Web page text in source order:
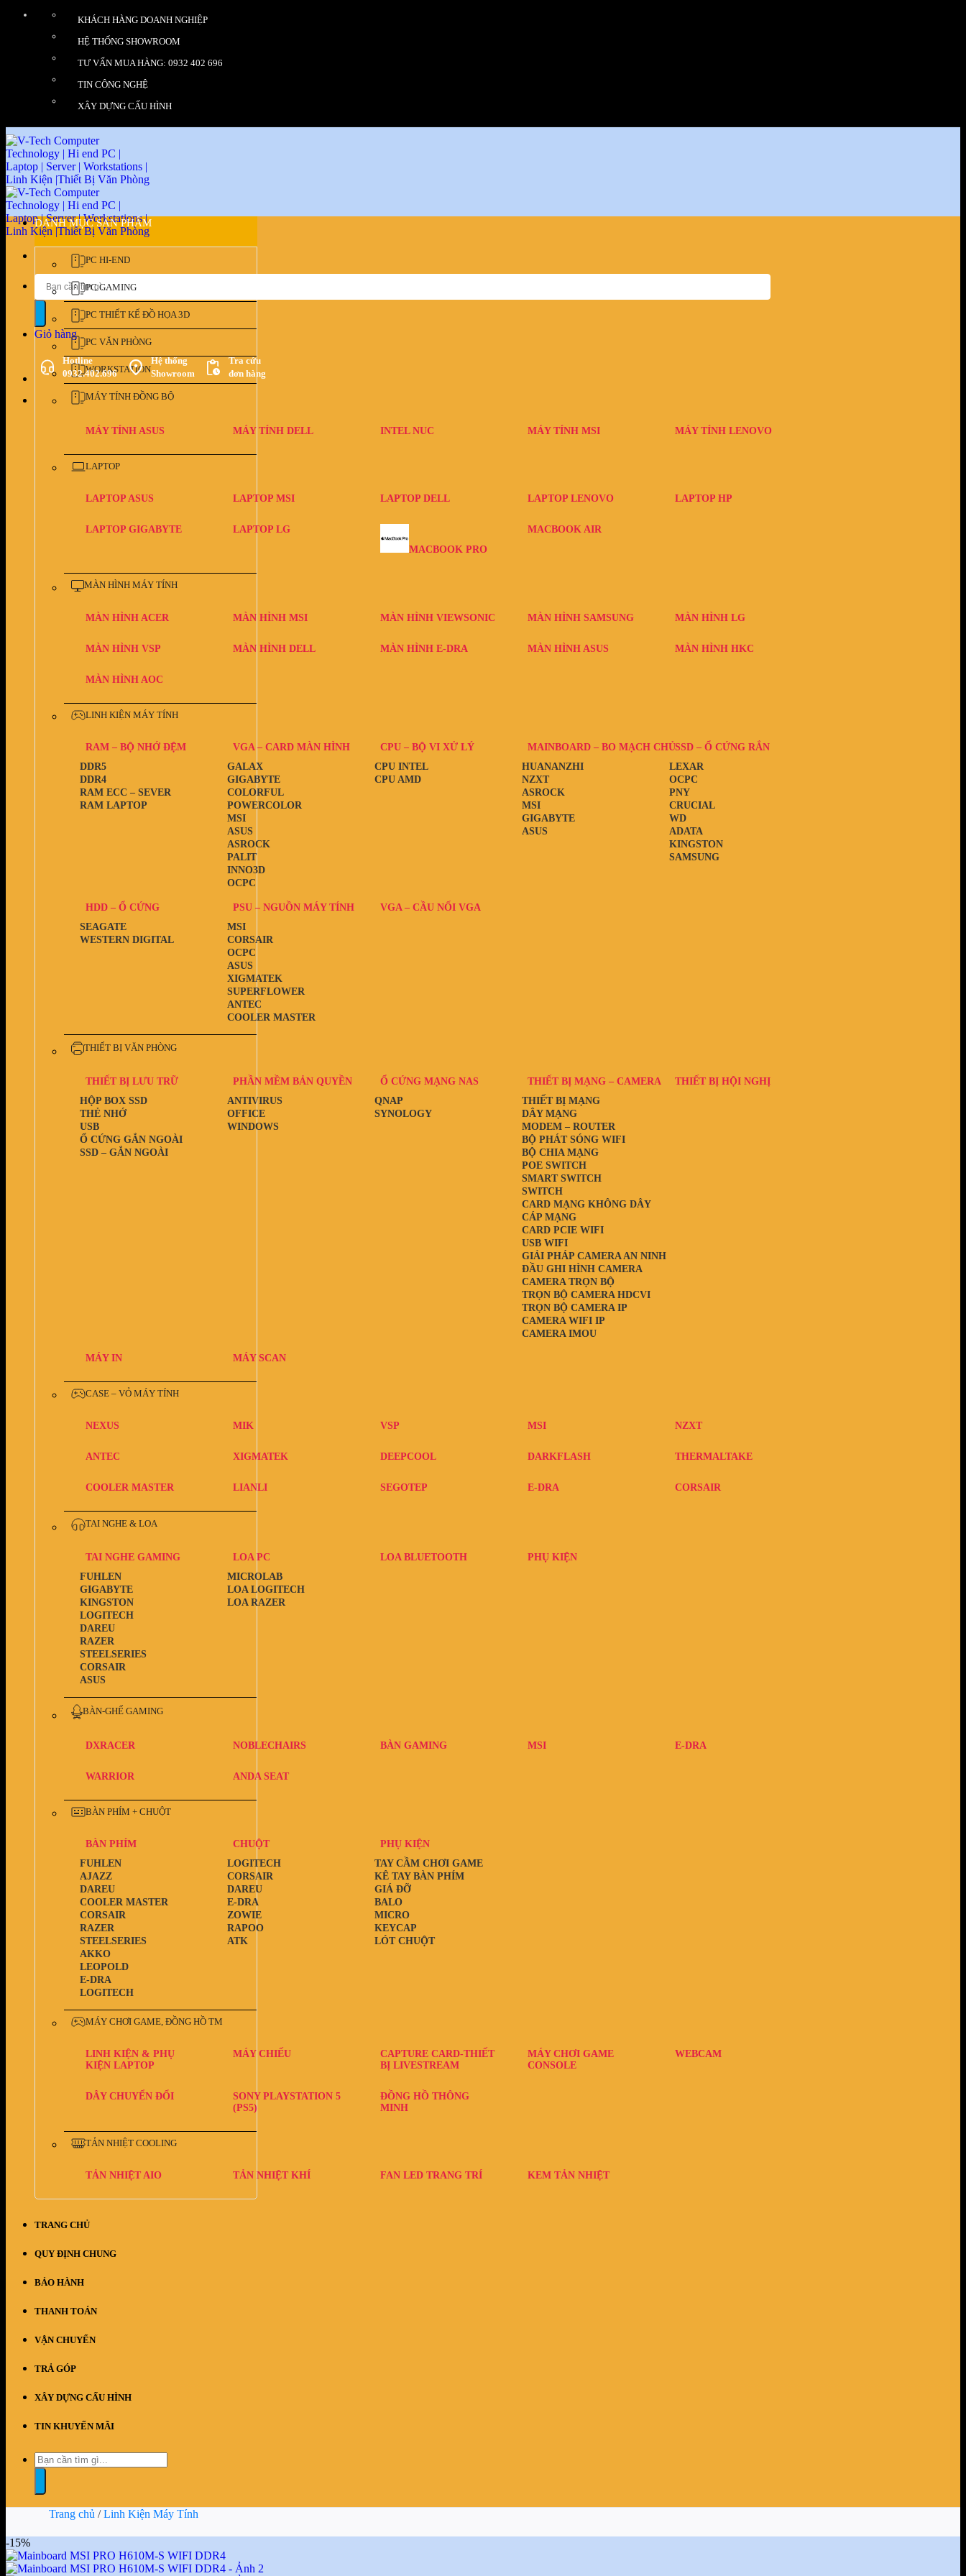
KHÁCH HÀNG DOANH NGHIỆP
HỆ THỐNG SHOWROOM
TƯ VẤN MUA HÀNG: 0932 402 696
TIN CÔNG NGHỆ
XÂY DỰNG CẤU HÌNH
Tìm
kiếm:
Giỏ hàng
Hotline
0932.402.696
Hệ thống
Showroom
Tra cứu
đơn hàng
DANH MỤC SẢN PHẨM
PC HI-END
PC GAMING
PC THIẾT KẾ ĐỒ HỌA 3D
PC VĂN PHÒNG
WORKSTATION
MÁY TÍNH ĐỒNG BỘ
MÁY TÍNH ASUS MÁY TÍNH DELL INTEL NUC MÁY TÍNH MSI MÁY TÍNH LENOVO
LAPTOP
LAPTOP ASUS LAPTOP MSI LAPTOP DELL LAPTOP LENOVO LAPTOP HP
LAPTOP GIGABYTE
LAPTOP LG
MACBOOK PRO
MACBOOK AIR
MÀN HÌNH MÁY TÍNH
MÀN HÌNH ACER MÀN HÌNH MSI MÀN HÌNH VIEWSONIC MÀN HÌNH SAMSUNG MÀN HÌNH LG
MÀN HÌNH VSP MÀN HÌNH DELL MÀN HÌNH E-DRA MÀN HÌNH ASUS MÀN HÌNH HKC
MÀN HÌNH AOC
LINH KIỆN MÁY TÍNH
RAM – BỘ NHỚ ĐỆM
RAM LAPTOP
RAM ECC – SEVER
DDR4
DDR5
VGA – CARD MÀN HÌNH
OCPC
INNO3D
PALIT
ASROCK
ASUS
MSI
POWERCOLOR
COLORFUL
GIGABYTE
GALAX
CPU – BỘ VI XỬ LÝ
CPU AMD
CPU INTEL
MAINBOARD – BO MẠCH CHỦ
ASUS
GIGABYTE
MSI
ASROCK
NZXT
HUANANZHI
SSD – Ổ CỨNG RẮN
SAMSUNG
KINGSTON
ADATA
WD
CRUCIAL
PNY
OCPC
LEXAR
HDD – Ổ CỨNG
WESTERN DIGITAL
SEAGATE
PSU – NGUỒN MÁY TÍNH
COOLER MASTER
ANTEC
SUPERFLOWER
XIGMATEK
ASUS
OCPC
CORSAIR
MSI
VGA – CẦU NỐI VGA
THIẾT BỊ VĂN PHÒNG
THIẾT BỊ LƯU TRỮ
SSD – GẮN NGOÀI
Ổ CỨNG GẮN NGOÀI
USB
THẺ NHỚ
HỘP BOX SSD
PHẦN MỀM BẢN QUYỀN
WINDOWS
OFFICE
ANTIVIRUS
Ổ CỨNG MẠNG NAS
SYNOLOGY
QNAP
THIẾT BỊ MẠNG – CAMERA
GIẢI PHÁP CAMERA AN NINH
CAMERA WIFI IP
CAMERA IMOU
CAMERA TRỌN BỘ
TRỌN BỘ CAMERA IP
TRỌN BỘ CAMERA HDCVI
ĐẦU GHI HÌNH CAMERA
THIẾT BỊ MẠNG
CARD MẠNG KHÔNG DÂY
USB WIFI
CARD PCIE WIFI
CÁP MẠNG
BỘ CHIA MẠNG
SWITCH
SMART SWITCH
POE SWITCH
BỘ PHÁT SÓNG WIFI
MODEM – ROUTER
DÂY MẠNG
THIẾT BỊ HỘI NGHỊ
MÁY IN MÁY SCAN
CASE – VỎ MÁY TÍNH
NEXUS MIK VSP MSI NZXT
ANTEC XIGMATEK DEEPCOOL DARKFLASH THERMALTAKE
COOLER MASTER LIANLI SEGOTEP E-DRA CORSAIR
TAI NGHE & LOA
TAI NGHE GAMING
ASUS
CORSAIR
STEELSERIES
RAZER
DAREU
LOGITECH
KINGSTON
GIGABYTE
FUHLEN
LOA PC
LOA RAZER
LOA LOGITECH
MICROLAB
LOA BLUETOOTH PHỤ KIỆN
BÀN-GHẾ GAMING
DXRACER NOBLECHAIRS BÀN GAMING MSI E-DRA
WARRIOR ANDA SEAT
BÀN PHÍM + CHUỘT
BÀN PHÍM
LOGITECH
E-DRA
LEOPOLD
AKKO
STEELSERIES
RAZER
CORSAIR
COOLER MASTER
DAREU
AJAZZ
FUHLEN
CHUỘT
ATK
RAPOO
ZOWIE
E-DRA
DAREU
CORSAIR
LOGITECH
PHỤ KIỆN
LÓT CHUỘT
KEYCAP
MICRO
BALO
GIÁ ĐỠ
KÊ TAY BÀN PHÍM
TAY CẦM CHƠI GAME
MÁY CHƠI GAME, ĐỒNG HỒ TM
LINH KIỆN & PHỤ
KIỆN LAPTOP
MÁY CHIẾU
CAPTURE CARD-THIẾT
BỊ LIVESTREAM
MÁY CHƠI GAME
CONSOLE
WEBCAM
DÂY CHUYỂN ĐỔI
SONY PLAYSTATION 5
(PS5)
ĐỒNG HỒ THÔNG
MINH
TẢN NHIỆT COOLING
TẢN NHIỆT AIO TẢN NHIỆT KHÍ FAN LED TRANG TRÍ KEM TẢN NHIỆT
TRANG CHỦ
QUY ĐỊNH CHUNG
BẢO HÀNH
THANH TOÁN
VẬN CHUYỂN
TRẢ GÓP
XÂY DỰNG CẤU HÌNH
TIN KHUYẾN MÃI
Tìm
kiếm:
Trang chủ / Linh Kiện Máy Tính
-15%